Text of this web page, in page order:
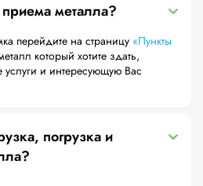
металла?
перейдите на страницу «Пункты
который хотите здать,
погрузка и